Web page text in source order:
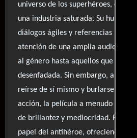
universo de los superhéroes,
una industria saturada. Su humor
diálogos ágiles y referencias
atención de una amplia audiencia,
al género hasta aquellos que
desenfadada. Sin embargo, a pesar
reírse de sí mismo y burlarse de los
acción, la película a menudo se
de brillantez y mediocridad. Ryan
papel del antihéroe, ofreciendo un